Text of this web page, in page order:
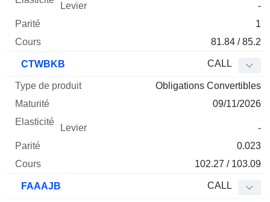
-
1
81.84 / 85.2
CTWBKB CALL
Obligations Convertibles
09/11/2026
-
0.023
102.27 / 103.09
FAAAJB CALL